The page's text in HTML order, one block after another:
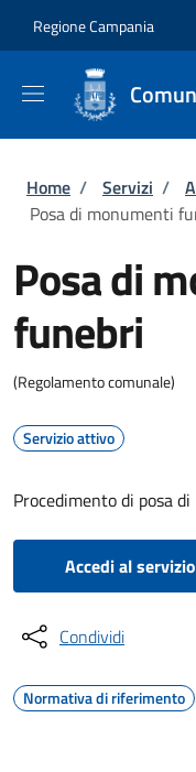
Regione Campania
Briciole di
Home / Servizi /
Posa di monumenti
Posa di
funebri
(Regolamento comunale)
Servizio attivo
Procedimento di posa
Accedi al servizio
Condividi
Normativa di riferimento